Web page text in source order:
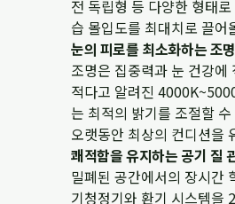
전 독립형 등 다양한 형태
습 몰입도를 최대치로 끌어
눈의 피로를 최소화하는 조
조명은 집중력과 눈 건강
적다고 알려진
는 최적의 밝기를 조절할
오랫동안 최상의 컨디션을
쾌적함을 유지하는 공기 질
밀폐된 공간에서의 장시간
기청정기와 환기 시스템을